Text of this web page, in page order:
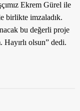
Ekrem Gürel ile
birlikte imzaladık.
bu değerli proje
olsun” dedi.